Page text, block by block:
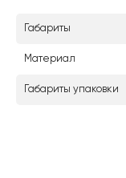
Габариты
Материал
Габариты упаковки